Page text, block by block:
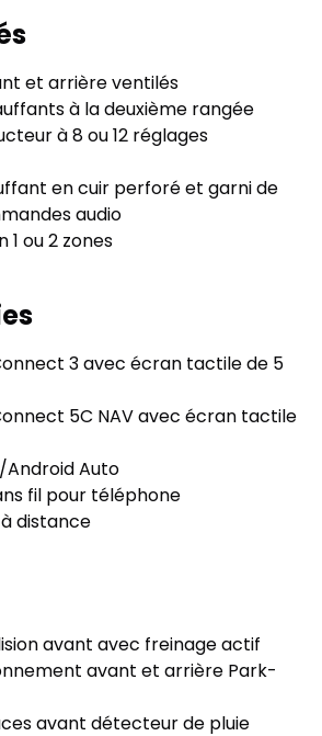
et arrière ventilés
à la deuxième rangée
à 8 ou 12 réglages
en cuir perforé et garni de
audio
1 ou 2 zones
3 avec écran tactile de 5
5C NAV avec écran tactile
Auto
fil pour téléphone
distance
avant avec freinage actif
avant et arrière Park-
avant détecteur de pluie